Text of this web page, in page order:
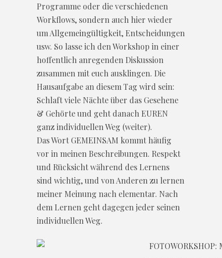
Programme oder die verschiedenen
Workflows, sondern auch hier wieder
um Allgemeingültigkeit, Entscheidungen
usw. So lasse ich den Workshop in einer
hoffentlich anregenden Diskussion
zusammen mit euch ausklingen. Die
Hausaufgabe an diesem Tag wird sein:
Schlaft viele Nächte über das Gesehene
& Gehörte und geht danach EUREN
ganz individuellen Weg (weiter).
Das Wort GEMEINSAM kommt häufig
vor in meinen Beschreibungen. Respekt
und Rücksicht während des Lernens
sind wichtig, und von Anderen zu lernen
meiner Meinung nach elementar. Nach
dem Lernen geht dagegen jeder seinen
individuellen Weg.